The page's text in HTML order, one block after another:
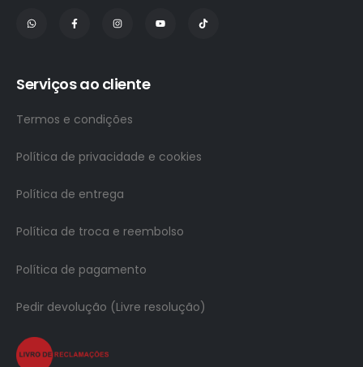
Serviços ao cliente
Termos e condições
Política de privacidade e cookies
Política de entrega
Política de troca e reembolso
Política de pagamento
Pedir devolução (Livre resolução)